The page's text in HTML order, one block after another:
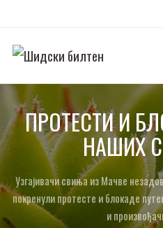
ПРО­ТЕ­СТИ И
НА­ШИХ
Уз­га­ји­ва­чи сви­ња из Ма­чве
по­кре­ну­ли про­те­сте и бло­ка­де
и